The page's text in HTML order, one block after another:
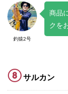
釣猿2号
商品
クを
⑧サルカン